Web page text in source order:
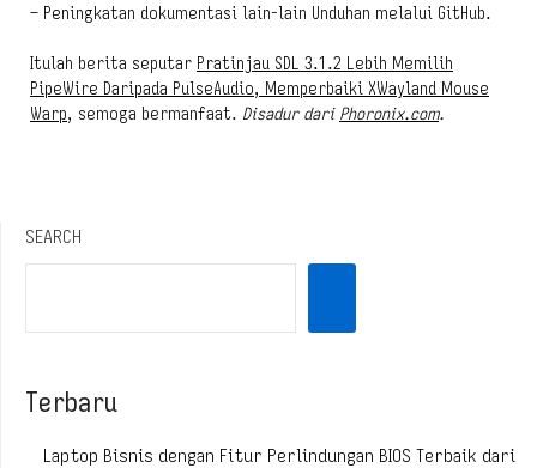
– Peningkatan dokumentasi lain-lain Unduhan melalui GitHub.
Itulah berita seputar Pratinjau SDL 3.1.2 Lebih Memilih
PipeWire Daripada PulseAudio, Memperbaiki XWayland Mouse
Warp, semoga bermanfaat. Disadur dari Phoronix.com.
SEARCH
Terbaru
Laptop Bisnis dengan Fitur Perlindungan BIOS Terbaik dari